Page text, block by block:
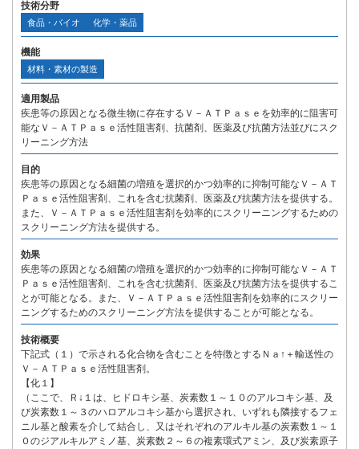
技術分野
食品・バイオ 化学・薬品
機能
材料・素材の製造
適用製品
疾患等の原因となる微生物に存在するＶ－ＡＴＰａｓｅを効率的に阻害可
能なＶ－ＡＴＰａｓｅ活性阻害剤、抗菌剤、医薬及び抗菌方法並びにスク
リーニング方法
目的
疾患等の原因となる細菌の増殖を選択的かつ効率的に抑制可能なＶ－ＡＴ
Ｐａｓｅ活性阻害剤、これを含む抗菌剤、医薬及び抗菌方法を提供する。
また、Ｖ－ＡＴＰａｓｅ活性阻害剤を効率的にスクリーニングするための
スクリーニング方法を提供する。
効果
疾患等の原因となる細菌の増殖を選択的かつ効率的に抑制可能なＶ－ＡＴ
Ｐａｓｅ活性阻害剤、これを含む抗菌剤、医薬及び抗菌方法を提供するこ
とが可能となる。また、Ｖ－ＡＴＰａｓｅ活性阻害剤を効率的にスクリー
ニングするためのスクリーニング方法を提供することが可能となる。
技術概要
下記式（１）で示される化合物を含むことを特徴とするＮａ↑＋輸送性の
Ｖ－ＡＴＰａｓｅ活性阻害剤。
【化１】
（ここで、Ｒ↓１は、ヒドロキシ基、炭素数１～１０のアルコキシ基、及
び炭素数１～３のハロアルコキシ基から選択され、いずれも隣接するフェ
ニル基と酸素を介して結合し、又はそれぞれのアルキル基の炭素数１～１
０のジアルキルアミノ基、炭素数２～６の複素環式アミン、及び炭素原子